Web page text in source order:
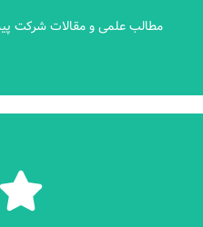
مطالب علمی و مقالات شرکت
مطالب علمی
جزئیات